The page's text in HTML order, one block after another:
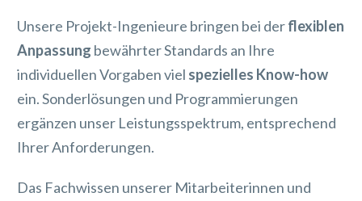
Unsere Projekt-Ingenieure bringen bei derflexiblen
Anpassung bewährter Standards an Ihre
individuellen Vorgaben viel spezielles Know-how
ein. Sonderlösungen und Programmierungen
ergänzen unser Leistungsspektrum, entsprechend
Ihrer Anforderungen.
Das Fachwissen unserer Mitarbeiterinnen und